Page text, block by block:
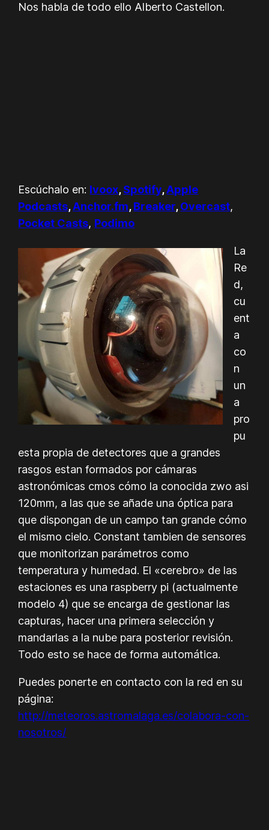
Nos habla de todo ello Alberto Castellon.
Escúchalo en: Ivoox,Spotify,Apple
Podcasts,Anchor.fm,Breaker,Overcast,
Pocket Casts, Podimo
La
Re
d,
cu
ent
a
co
n
un
a
pro
pu
esta propia de detectores que a grandes
rasgos estan formados por cámaras
astronómicas cmos cómo la conocida zwo asi
120mm, a las que se añade una óptica para
que dispongan de un campo tan grande cómo
el mismo cielo. Constant tambien de sensores
que monitorizan parámetros como
temperatura y humedad. El «cerebro» de las
estaciones es una raspberry pi (actualmente
modelo 4) que se encarga de gestionar las
capturas, hacer una primera selección y
mandarlas a la nube para posterior revisión.
Todo esto se hace de forma automática.
Puedes ponerte en contacto con la red en su
página:
http://meteoros.astromalaga.es/colabora-con-
nosotros/